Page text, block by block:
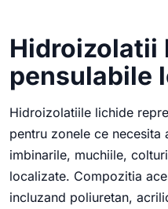
Hidroizolatii
pensulabile
Hidroizolatiile lichide
pentru zonele ce
imbinarile, muchiile,
localizate. Compozitia
incluzand poliuretan,